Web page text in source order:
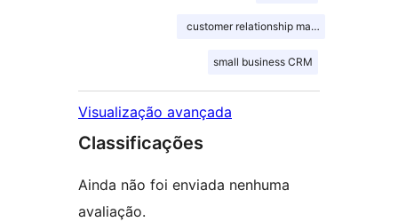
customer relationship management
small business CRM
Visualização avançada
Classificações
Ainda não foi enviada nenhuma
avaliação.